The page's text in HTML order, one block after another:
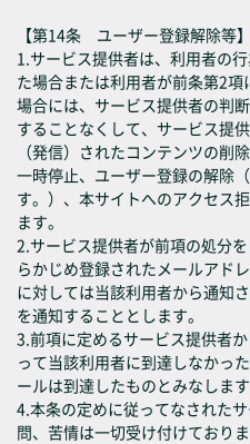
【第14条 ユーザー登録解除等】
1.サービス提供者は、利用者の
た場合または利用者が前条第2
場合には、サービス提供者の判
することなくして、サービス提
（発信）されたコンテンツの削
一時停止、ユーザー登録の解除
す。）、本サイトへのアクセス
ます。
2.サービス提供者が前項の処分
らかじめ登録されたメールアド
に対しては当該利用者から通知
を通知することとします。
3.前項に定めるサービス提供者
って当該利用者に到達しなかっ
ールは到達したものとみなします
4.本条の定めに従ってなされた
問、苦情は一切受け付けておりま